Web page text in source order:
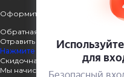
Оформить подписку
Обратная связь
Отравить нам сообщение или
Нажмите здесь для получения
Скидочная система
Мы начисляем кэшбэк с покупок